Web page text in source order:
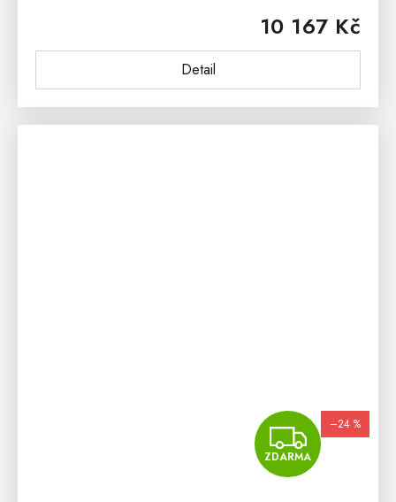
10 167 Kč
Detail
dubového dřeva a je ošetřen...
ZDARMA
–24 %